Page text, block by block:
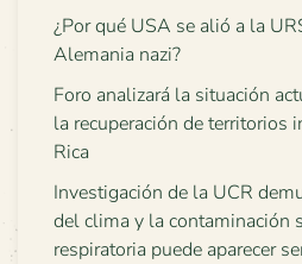
¿Por qué USA se alió a la
Alemania nazi?
Foro analizará la situación
la recuperación de territorios
Rica
Investigación de la UCR
del clima y la contaminación
respiratoria puede aparecer